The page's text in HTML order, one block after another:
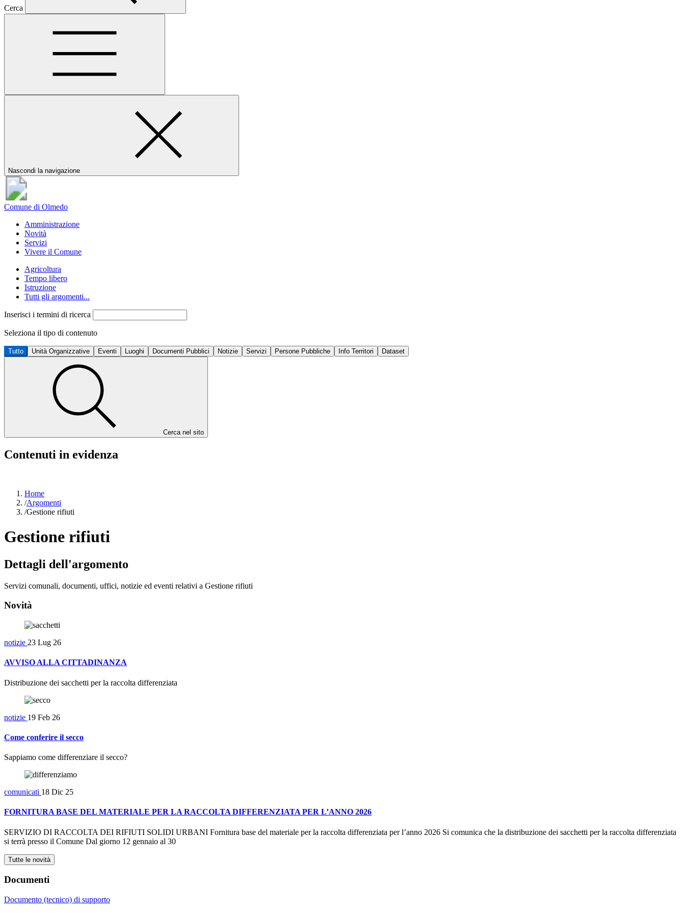
Cerca
Nascondi la navigazione
Comune di Olmedo
Amministrazione
Novità
Servizi
Vivere il Comune
Agricoltura
Tempo libero
Istruzione
Tutti gli argomenti...
Inserisci i termini di ricerca
Seleziona il tipo di contenuto
Tutto Unità Organizzative Eventi Luoghi Documenti Pubblici Notizie Servizi Persone Pubbliche Info Territori Dataset
Cerca nel sito
Contenuti in evidenza
Home
/Argomenti
/Gestione rifiuti
Gestione rifiuti
Dettagli dell'argomento
Servizi comunali, documenti, uffici, notizie ed eventi relativi a Gestione rifiuti
Novità
notizie 23 Lug 26
AVVISO ALLA CITTADINANZA
Distribuzione dei sacchetti per la raccolta differenziata
notizie 19 Feb 26
Come conferire il secco
Sappiamo come differenziare il secco?
comunicati 18 Dic 25
FORNITURA BASE DEL MATERIALE PER LA RACCOLTA DIFFERENZIATA PER L’ANNO 2026
SERVIZIO DI RACCOLTA DEI RIFIUTI SOLIDI URBANI Fornitura base del materiale per la raccolta differenziata per l’anno 2026 Si comunica che la distribuzione dei sacchetti per la raccolta differenziata
si terrà presso il Comune Dal giorno 12 gennaio al 30
Tutte le novità
Documenti
Documento (tecnico) di supporto